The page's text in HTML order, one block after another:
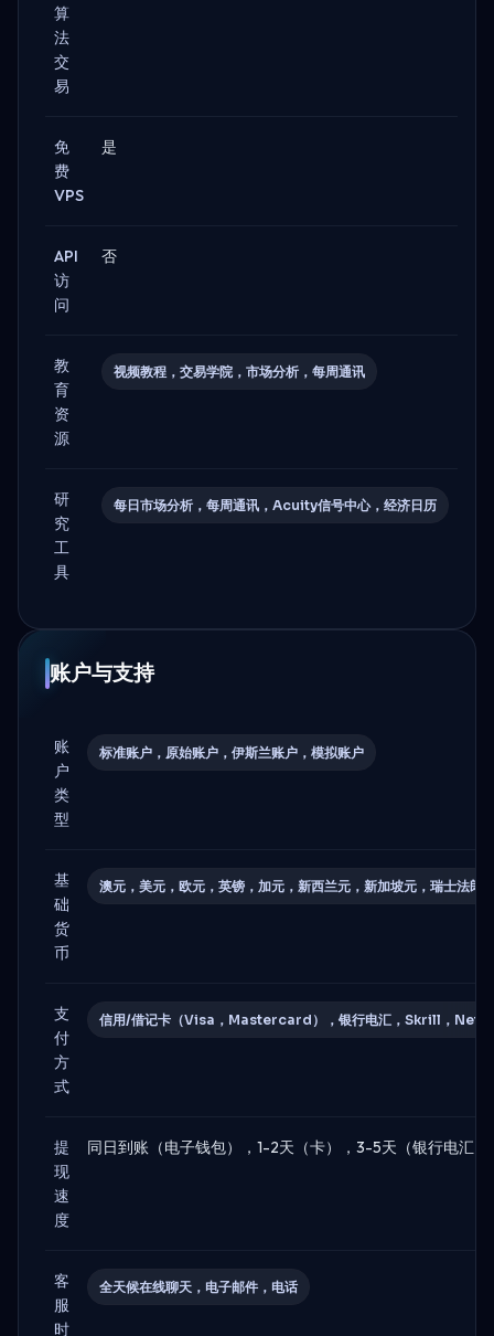
算
法
交
易
免
费
VPS
是
API
访
问
否
教
育
资
源
视频教程，交易学院，市场分析，每周通讯
研
究
工
具
每日市场分析，每周通讯，Acuity信号中心，经济日历
账户与支持
账
户
类
型
标准账户，原始账户，伊斯兰账户，模拟账户
基
础
货
币
澳元，美元，欧元，英镑，加元，新西兰元，新加坡元，瑞士法郎
支
付
方
式
信用/借记卡（Visa，Mastercard），银行电汇，Skrill，
提
现
速
度
同日到账（电子钱包），1-2天（卡），3-5天（银行电汇）
客
服
时
全天候在线聊天，电子邮件，电话